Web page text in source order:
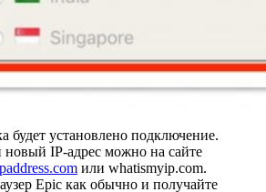
будет установлено подключение.
новый IP-адрес можно на сайте
или whatismyip.com.
Epic как обычно и получайте